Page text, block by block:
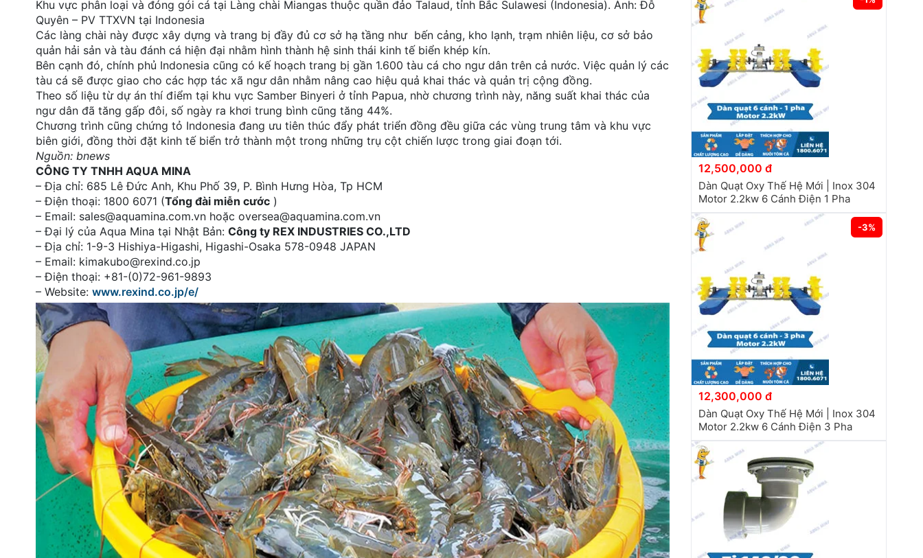
Khu vực phân loại và đóng gói cá tại Làng chài Miangas thuộc quần đảo Talaud, tỉnh Bắc Sulawesi (Indonesia). Ảnh: Đỗ
Quyên – PV TTXVN tại Indonesia
Các làng chài này được xây dựng và trang bị đầy đủ cơ sở hạ tầng như bến cảng, kho lạnh, trạm nhiên liệu, cơ sở bảo
quản hải sản và tàu đánh cá hiện đại nhằm hình thành hệ sinh thái kinh tế biển khép kín.
Bên cạnh đó, chính phủ Indonesia cũng có kế hoạch trang bị gần 1.600 tàu cá cho ngư dân trên cả nước. Việc quản lý các
tàu cá sẽ được giao cho các hợp tác xã ngư dân nhằm nâng cao hiệu quả khai thác và quản trị cộng đồng.
Theo số liệu từ dự án thí điểm tại khu vực Samber Binyeri ở tỉnh Papua, nhờ chương trình này, năng suất khai thác của
ngư dân đã tăng gấp đôi, số ngày ra khơi trung bình cũng tăng 44%.
Chương trình cũng chứng tỏ Indonesia đang ưu tiên thúc đẩy phát triển đồng đều giữa các vùng trung tâm và khu vực
biên giới, đồng thời đặt kinh tế biển trở thành một trong những trụ cột chiến lược trong giai đoạn tới.
Nguồn: bnews
CÔNG TY TNHH AQUA MINA
– Địa chỉ: 685 Lê Đức Anh, Khu Phố 39, P. Bình Hưng Hòa, Tp HCM
– Điện thoại: 1800 6071 (Tổng đài miễn cước )
– Email: sales@aquamina.com.vn hoặc oversea@aquamina.com.vn
– Đại lý của Aqua Mina tại Nhật Bản: Công ty REX INDUSTRIES CO.,LTD
– Địa chỉ: 1-9-3 Hishiya-Higashi, Higashi-Osaka 578-0948 JAPAN
– Email: kimakubo@rexind.co.jp
– Điện thoại: +81-(0)72-961-9893
– Website: www.rexind.co.jp/e/
12,500,000 đ
Dàn Quạt Oxy Thế Hệ Mới | Inox 304
Motor 2.2kw 6 Cánh Điện 1 Pha
-3%
12,300,000 đ
Dàn Quạt Oxy Thế Hệ Mới | Inox 304
Motor 2.2kw 6 Cánh Điện 3 Pha